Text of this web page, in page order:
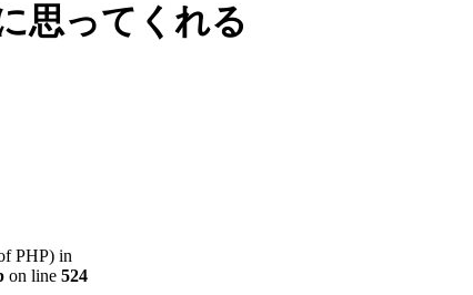
思ってくれる
PHP) in
on line 524